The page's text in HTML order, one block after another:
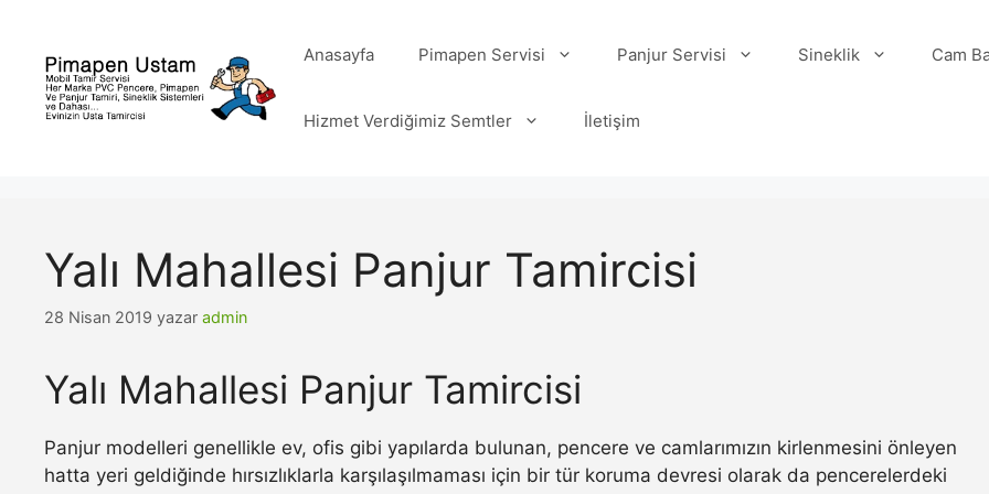
Anasayfa Pimapen Servisi Panjur Servisi Sineklik Cam
Hizmet Verdiğimiz Semtler İletişim
Yalı Mahallesi Panjur Tamircisi
28 Nisan 2019 yazar admin
Yalı Mahallesi Panjur Tamircisi
Panjur modelleri genellikle ev, ofis gibi yapılarda bulunan, pencere ve camlarımızın kirlenmesini önleyen
hatta yeri geldiğinde hırsızlıklarla karşılaşılmaması için bir tür koruma devresi olarak da pencerelerdeki